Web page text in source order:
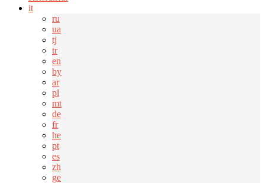
it
ru
ua
tj
tr
en
by
ar
pl
mt
de
fr
he
pt
es
zh
ge